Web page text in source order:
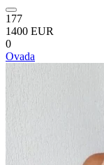
177
1400 EUR
0
Ovada